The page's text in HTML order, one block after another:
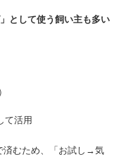
として使う飼い主も多い
て活用
済むため、「お試し→気